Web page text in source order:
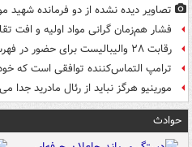
تصاویر دیده‌ نشده از دو فرمانده شهید
فشار هم‌زمان گرانی مواد اولیه و افت
رقابت ۲۸ والیبالیست برای حضور در فهرست نهایی تیم ملی
ترامپ التماس‌کننده توافقی است که
مورینیو هرگز نباید از رئال مادرید جدا
حوادث